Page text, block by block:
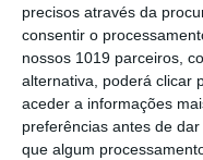
precisos através da
consentir o
nossos 1019 parceiros,
alternativa, poderá clicar
aceder a informações
preferências antes de
que algum
Gabriel Nunes12-03-2026